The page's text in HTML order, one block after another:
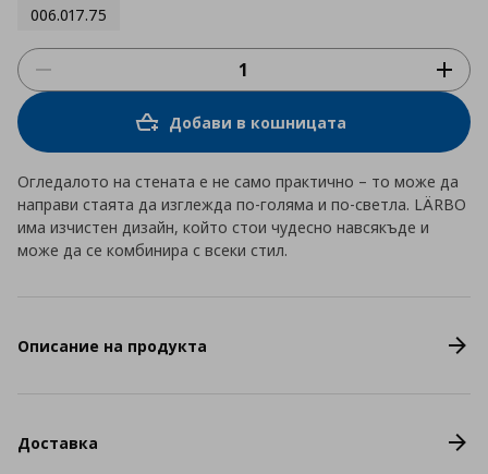
006.017.75
Добави в кошницата
Огледалото на стената е не само практично – то може да
направи стаята да изглежда по-голяма и по-светла. LÄRBO
има изчистен дизайн, който стои чудесно навсякъде и
може да се комбинира с всеки стил.
Описание на продукта
Доставка